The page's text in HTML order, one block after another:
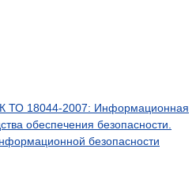
18044-2007: Информационная
обеспечения безопасности.
безопасности